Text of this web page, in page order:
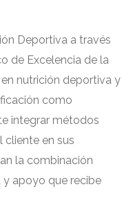
Deportiva a través
de Excelencia de la
nutrición deportiva y
como
integrar métodos
cliente en sus
la combinación
y apoyo que recibe